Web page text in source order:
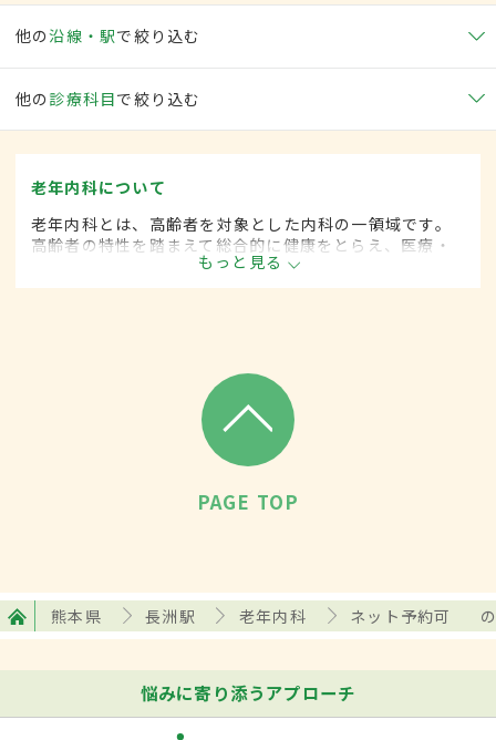
他の沿線・駅で絞り込む
他の 診療科目で絞り込む
老年内科について
老年内科とは、高齢者を対象とした内科の一領域です。
高齢者の特性を踏まえて総合的に健康をとらえ、医療・
保健・福祉を統合した対応を行います。
もっと見る
PAGE TOP
熊本県 長洲駅 老年内科 ネット予約可
悩みに寄り添うアプローチ